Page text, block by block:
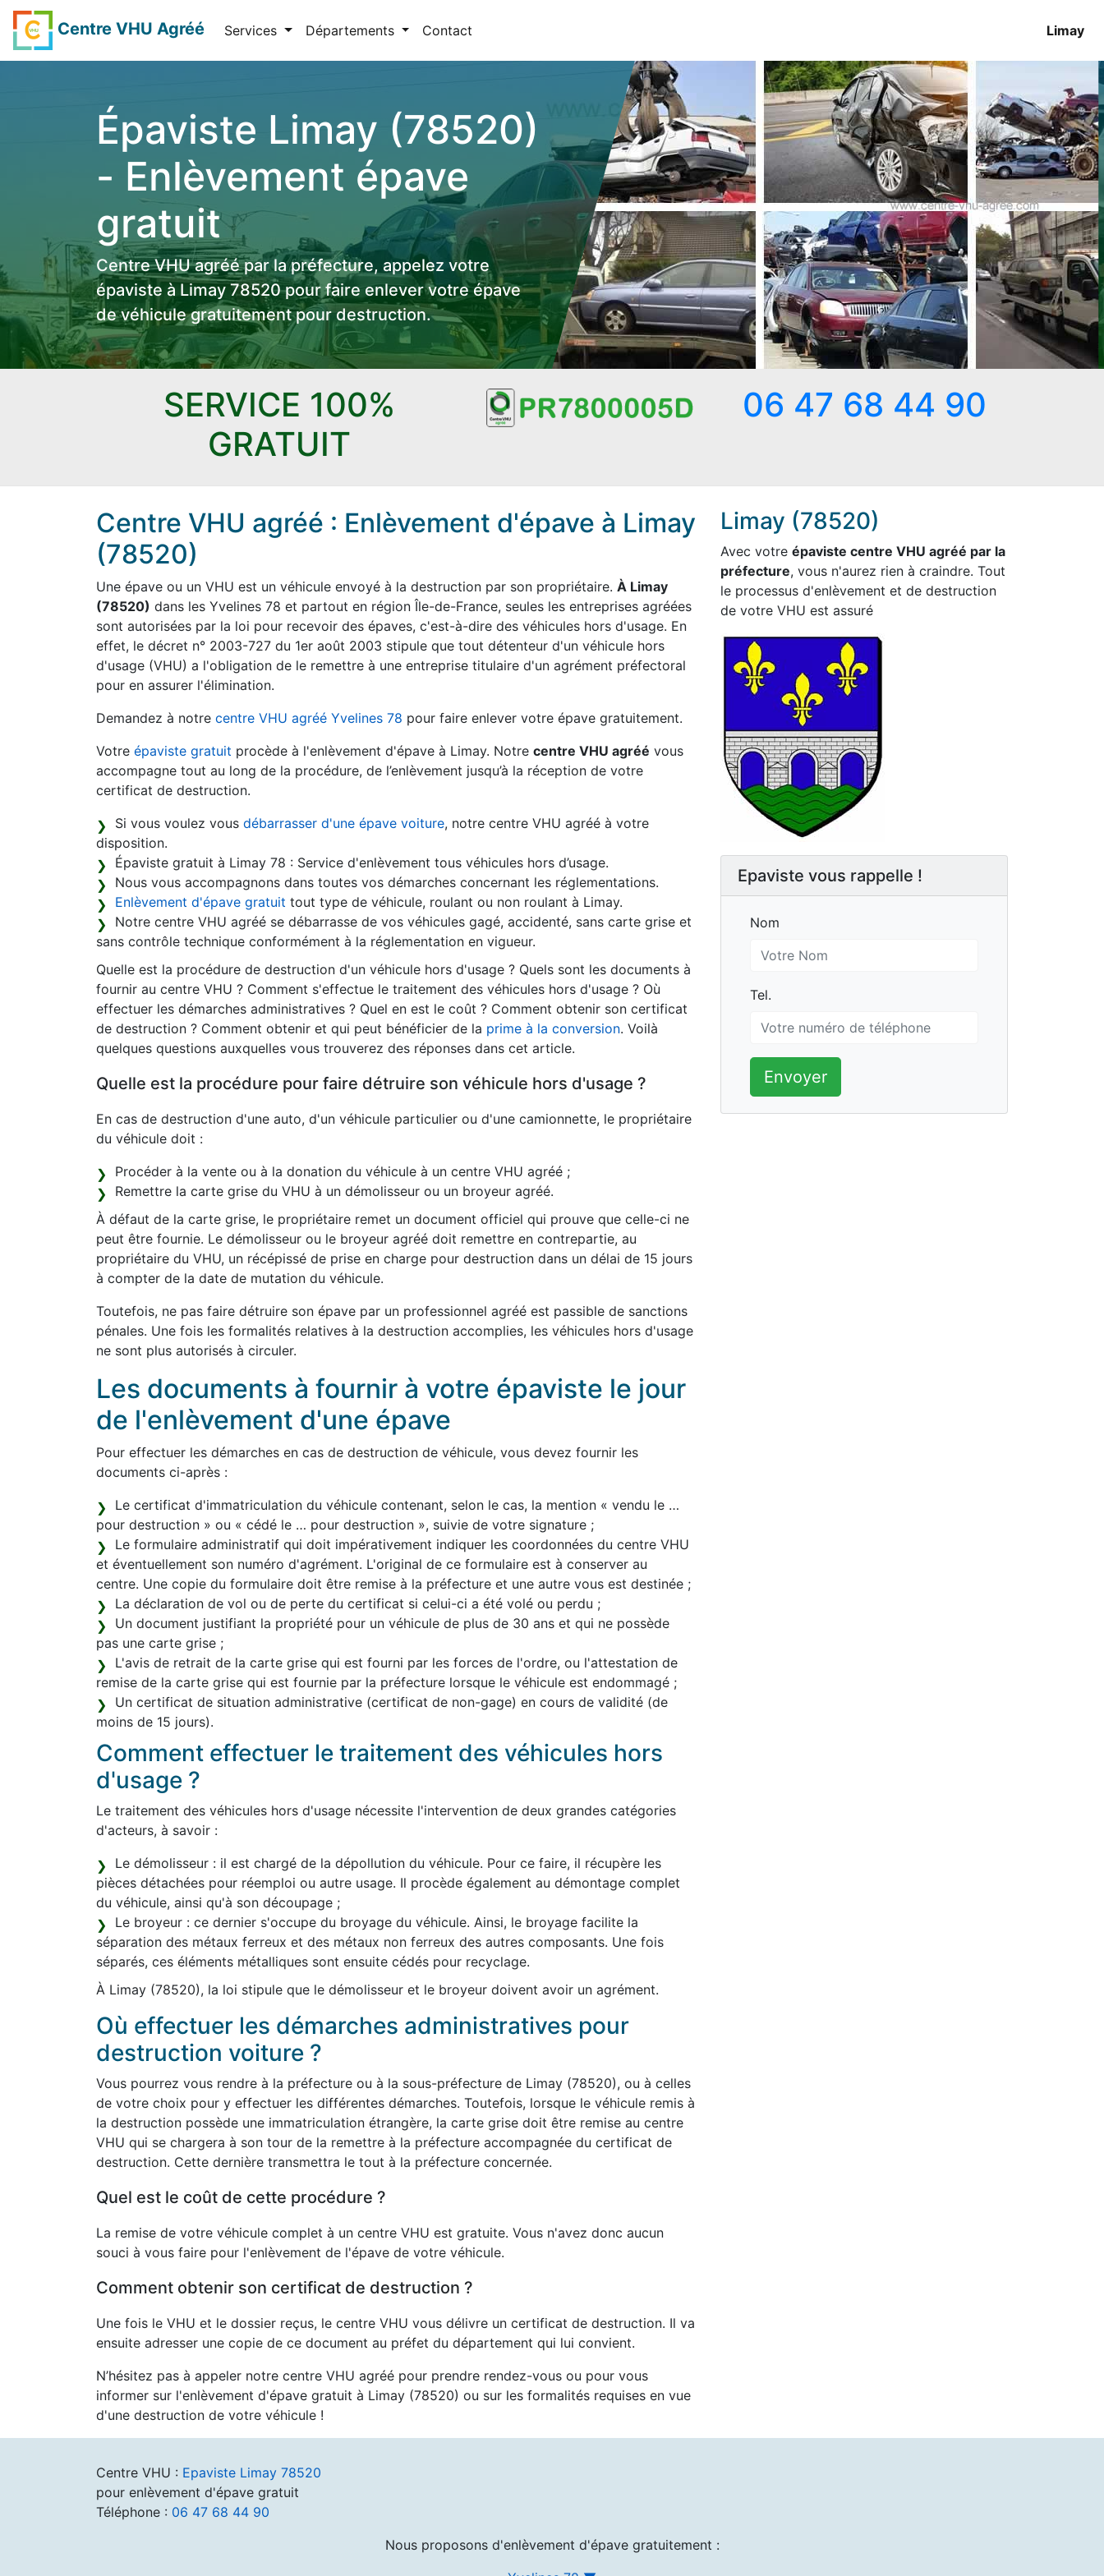
Centre VHU Agréé Services Départements Contact Limay
Épaviste Limay (78520)
- Enlèvement épave
gratuit
Centre VHU agréé par la préfecture, appelez votre
épaviste à Limay 78520 pour faire enlever votre épave
de véhicule gratuitement pour destruction.
SERVICE 100%
GRATUIT
06 47 68 44 90
Centre VHU agréé : Enlèvement d'épave à Limay
(78520)
Une épave ou un VHU est un véhicule envoyé à la destruction par son propriétaire. À Limay
(78520) dans les Yvelines 78 et partout en région Île-de-France, seules les entreprises agréées
sont autorisées par la loi pour recevoir des épaves, c'est-à-dire des véhicules hors d'usage. En
effet, le décret n° 2003-727 du 1er août 2003 stipule que tout détenteur d'un véhicule hors
d'usage (VHU) a l'obligation de le remettre à une entreprise titulaire d'un agrément préfectoral
pour en assurer l'élimination.
Demandez à notre centre VHU agréé Yvelines 78 pour faire enlever votre épave gratuitement.
Votre épaviste gratuit procède à l'enlèvement d'épave à Limay. Notre centre VHU agréé vous
accompagne tout au long de la procédure, de l’enlèvement jusqu’à la réception de votre
certificat de destruction.
Si vous voulez vous débarrasser d'une épave voiture, notre centre VHU agréé à votre
disposition.
Épaviste gratuit à Limay 78 : Service d'enlèvement tous véhicules hors d’usage.
Nous vous accompagnons dans toutes vos démarches concernant les réglementations.
Enlèvement d'épave gratuit tout type de véhicule, roulant ou non roulant à Limay.
Notre centre VHU agréé se débarrasse de vos véhicules gagé, accidenté, sans carte grise et
sans contrôle technique conformément à la réglementation en vigueur.
Quelle est la procédure de destruction d'un véhicule hors d'usage ? Quels sont les documents à
fournir au centre VHU ? Comment s'effectue le traitement des véhicules hors d'usage ? Où
effectuer les démarches administratives ? Quel en est le coût ? Comment obtenir son certificat
de destruction ? Comment obtenir et qui peut bénéficier de la prime à la conversion. Voilà
quelques questions auxquelles vous trouverez des réponses dans cet article.
Quelle est la procédure pour faire détruire son véhicule hors d'usage ?
En cas de destruction d'une auto, d'un véhicule particulier ou d'une camionnette, le propriétaire
du véhicule doit :
Procéder à la vente ou à la donation du véhicule à un centre VHU agréé ;
Remettre la carte grise du VHU à un démolisseur ou un broyeur agréé.
À défaut de la carte grise, le propriétaire remet un document officiel qui prouve que celle-ci ne
peut être fournie. Le démolisseur ou le broyeur agréé doit remettre en contrepartie, au
propriétaire du VHU, un récépissé de prise en charge pour destruction dans un délai de 15 jours
à compter de la date de mutation du véhicule.
Toutefois, ne pas faire détruire son épave par un professionnel agréé est passible de sanctions
pénales. Une fois les formalités relatives à la destruction accomplies, les véhicules hors d'usage
ne sont plus autorisés à circuler.
Les documents à fournir à votre épaviste le jour
de l'enlèvement d'une épave
Pour effectuer les démarches en cas de destruction de véhicule, vous devez fournir les
documents ci-après :
Le certificat d'immatriculation du véhicule contenant, selon le cas, la mention « vendu le …
pour destruction » ou « cédé le … pour destruction », suivie de votre signature ;
Le formulaire administratif qui doit impérativement indiquer les coordonnées du centre VHU
et éventuellement son numéro d'agrément. L'original de ce formulaire est à conserver au
centre. Une copie du formulaire doit être remise à la préfecture et une autre vous est destinée ;
La déclaration de vol ou de perte du certificat si celui-ci a été volé ou perdu ;
Un document justifiant la propriété pour un véhicule de plus de 30 ans et qui ne possède
pas une carte grise ;
L'avis de retrait de la carte grise qui est fourni par les forces de l'ordre, ou l'attestation de
remise de la carte grise qui est fournie par la préfecture lorsque le véhicule est endommagé ;
Un certificat de situation administrative (certificat de non-gage) en cours de validité (de
moins de 15 jours).
Comment effectuer le traitement des véhicules hors
d'usage ?
Le traitement des véhicules hors d'usage nécessite l'intervention de deux grandes catégories
d'acteurs, à savoir :
Le démolisseur : il est chargé de la dépollution du véhicule. Pour ce faire, il récupère les
pièces détachées pour réemploi ou autre usage. Il procède également au démontage complet
du véhicule, ainsi qu'à son découpage ;
Le broyeur : ce dernier s'occupe du broyage du véhicule. Ainsi, le broyage facilite la
séparation des métaux ferreux et des métaux non ferreux des autres composants. Une fois
séparés, ces éléments métalliques sont ensuite cédés pour recyclage.
À Limay (78520), la loi stipule que le démolisseur et le broyeur doivent avoir un agrément.
Où effectuer les démarches administratives pour
destruction voiture ?
Vous pourrez vous rendre à la préfecture ou à la sous-préfecture de Limay (78520), ou à celles
de votre choix pour y effectuer les différentes démarches. Toutefois, lorsque le véhicule remis à
la destruction possède une immatriculation étrangère, la carte grise doit être remise au centre
VHU qui se chargera à son tour de la remettre à la préfecture accompagnée du certificat de
destruction. Cette dernière transmettra le tout à la préfecture concernée.
Quel est le coût de cette procédure ?
La remise de votre véhicule complet à un centre VHU est gratuite. Vous n'avez donc aucun
souci à vous faire pour l'enlèvement de l'épave de votre véhicule.
Comment obtenir son certificat de destruction ?
Une fois le VHU et le dossier reçus, le centre VHU vous délivre un certificat de destruction. Il va
ensuite adresser une copie de ce document au préfet du département qui lui convient.
N’hésitez pas à appeler notre centre VHU agréé pour prendre rendez-vous ou pour vous
informer sur l'enlèvement d'épave gratuit à Limay (78520) ou sur les formalités requises en vue
d'une destruction de votre véhicule !
Limay (78520)
Avec votre épaviste centre VHU agréé par la
préfecture, vous n'aurez rien à craindre. Tout
le processus d'enlèvement et de destruction
de votre VHU est assuré
Epaviste vous rappelle !
Nom
Nom
Tel.
Tel.
Envoyer
Centre VHU : Epaviste Limay 78520
pour enlèvement d'épave gratuit
Téléphone : 06 47 68 44 90
Nous proposons d'enlèvement d'épave gratuitement :